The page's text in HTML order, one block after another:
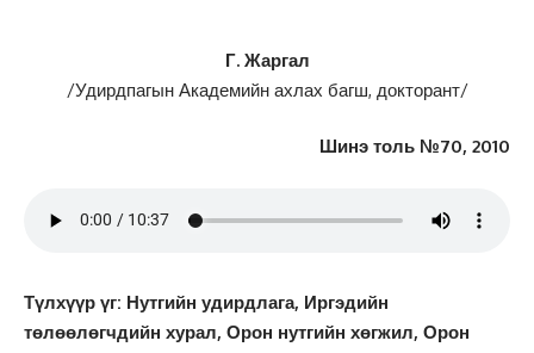
Г. Жаргал
/Удирдпагын Академийн ахлах багш, докторант/
Шинэ толь №70, 2010
Түлхүүр үг: Нутгийн удирдлага, Иргэдийн
төлөөлөгчдийн хурал, Орон нутгийн хөгжил, Орон